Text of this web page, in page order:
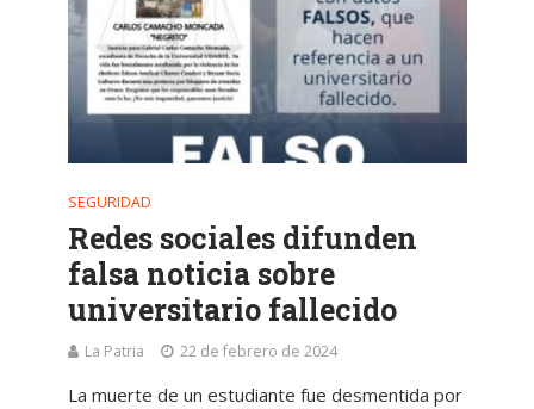
SEGURIDAD
Redes sociales difunden
falsa noticia sobre
universitario fallecido
La Patria 22 de febrero de 2024
La muerte de un estudiante fue desmentida por